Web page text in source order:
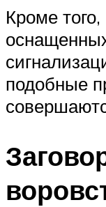
Кроме
подобные